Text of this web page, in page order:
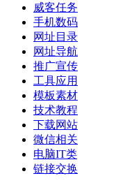
威客任务
手机数码
网址目录
网址导航
推广宣传
工具应用
模板素材
技术教程
下载网站
微信相关
电脑IT类
链接交换